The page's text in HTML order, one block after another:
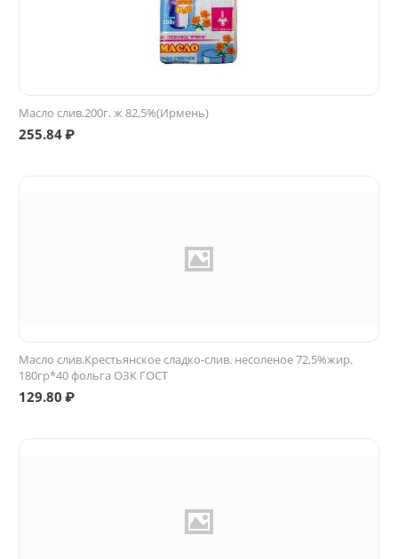
Масло слив.200г. ж 82,5%(Ирмень)
255.84₽
Масло слив.Крестьянское сладко-слив. несоленое 72,5%жир.
180гр*40 фольга ОЗК ГОСТ
129.80 ₽